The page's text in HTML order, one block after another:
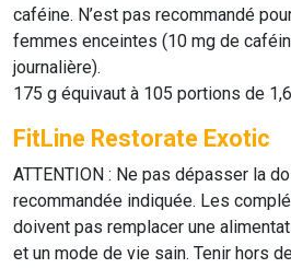
caféine. N’est pas recommandé
femmes enceintes (10 mg de
journalière).
175 g équivaut à 105 portions de
FitLine Restorate Exotic
ATTENTION : Ne pas dépasser la
recommandée indiquée. Les
doivent pas remplacer une
et un mode de vie sain. Tenir hors